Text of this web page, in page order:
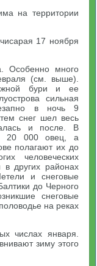
на территории
17 ноября
Особенно много
(см. выше).
бури и ее
сильная
в ночь 9
снег шел весь
и после. В
20 000 овец, а
полагают их до
человеческих
других районах
и снеговые
до Черного
снеговые
на реках
числах января.
зиму этого